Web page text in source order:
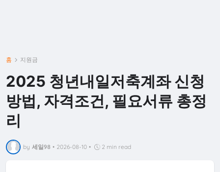
홈 지원금
2025 청년내일저축계좌 신청
방법, 자격조건, 필요서류 총정
리
by 세일98 • 2026-08-10 • 2 min read